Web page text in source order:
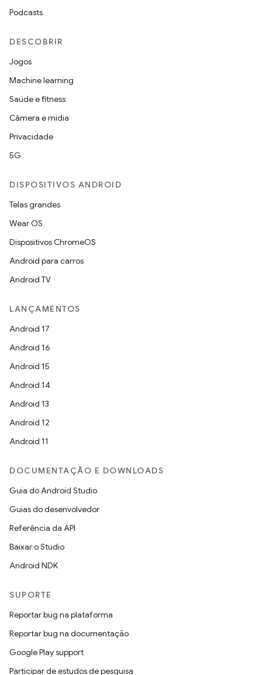
Podcasts
DESCOBRIR
Jogos
Machine learning
Saúde e fitness
Câmera e mídia
Privacidade
5G
DISPOSITIVOS ANDROID
Telas grandes
Wear OS
Dispositivos ChromeOS
Android para carros
Android TV
LANÇAMENTOS
Android 17
Android 16
Android 15
Android 14
Android 13
Android 12
Android 11
DOCUMENTAÇÃO E DOWNLOADS
Guia do Android Studio
Guias do desenvolvedor
Referência da API
Baixar o Studio
Android NDK
SUPORTE
Reportar bug na plataforma
Reportar bug na documentação
Google Play support
Participar de estudos de pesquisa